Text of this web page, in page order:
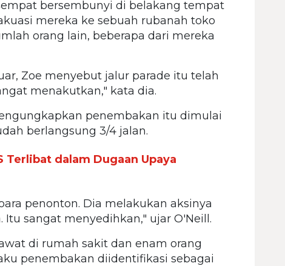
bersembunyi di belakang tempat
mereka ke sebuah rubanah toko
orang lain, beberapa dari mereka
Zoe menyebut jalur parade itu telah
menakutkan," kata dia.
penembakan itu dimulai
berlangsung 3/4 jalan.
Terlibat dalam Dugaan Upaya
penonton. Dia melakukan aksinya
Itu sangat menyedihkan," ujar O'Neill.
di rumah sakit dan enam orang
penembakan diidentifikasi sebagai